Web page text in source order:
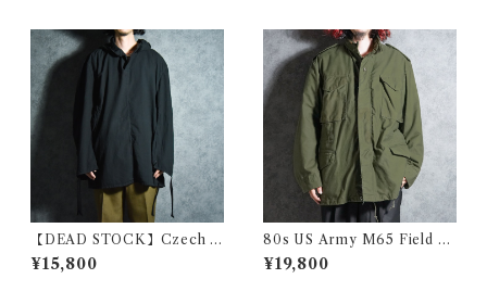
【DEAD STOCK】Czech A
rmy Cotton Snow Camoufl
age Parka チェコ軍 コットン
¥15,800
80s US Army M65 Field Ja
cket 3rd model アメリカ軍
M65 フィールド ジャケット 1
¥19,800